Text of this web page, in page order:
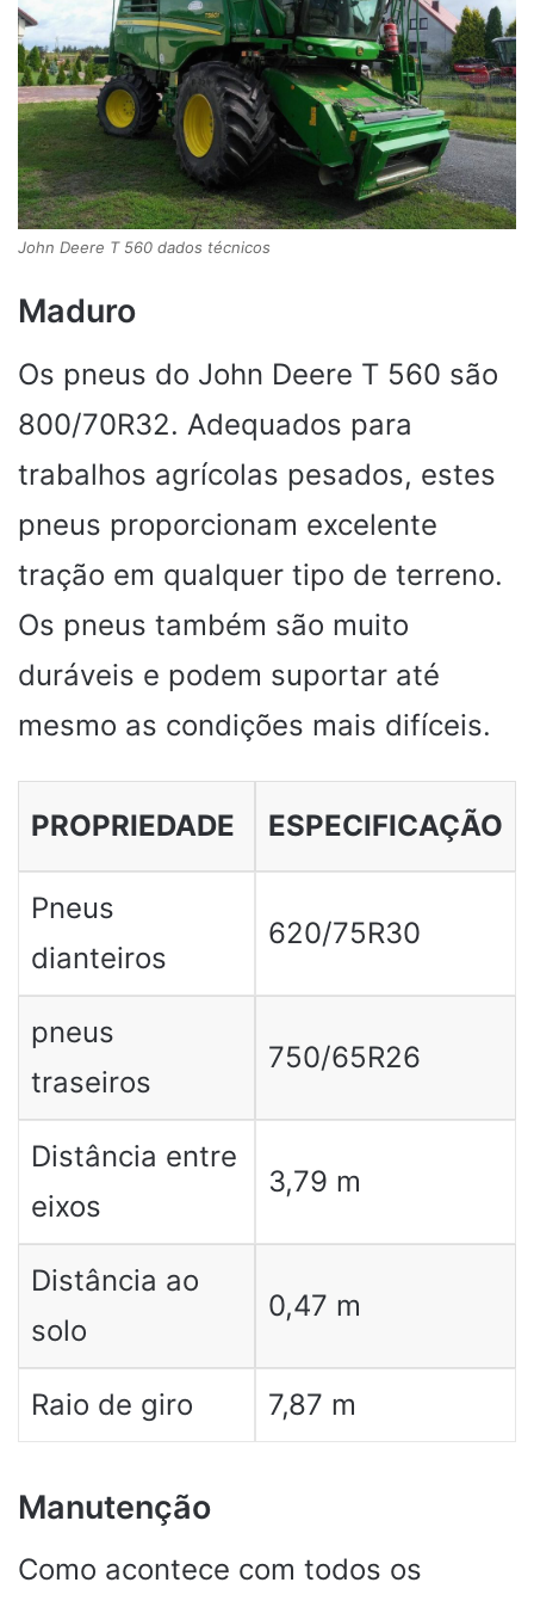
John Deere T 560 dados técnicos
Maduro
Os pneus do John Deere T 560 são
800/70R32. Adequados para
trabalhos agrícolas pesados, estes
pneus proporcionam excelente
tração em qualquer tipo de terreno.
Os pneus também são muito
duráveis ​​e podem suportar até
mesmo as condições mais difíceis.
PROPRIEDADE ESPECIFICAÇÃO
Pneus
dianteiros
620/75R30
pneus
traseiros
750/65R26
Distância entre
eixos
3,79 m
Distância ao
solo
0,47 m
Raio de giro 7,87 m
Manutenção
Como acontece com todos os